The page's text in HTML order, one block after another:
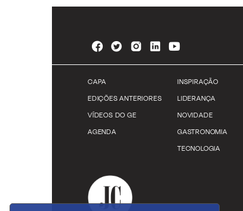
CAPA
EDIÇÕES ANTERIORES
VÍDEOS DO GE
AGENDA
INSPIRAÇÃO
LIDERANÇA
NOVIDADE
GASTRONOMIA
TECNOLOGIA